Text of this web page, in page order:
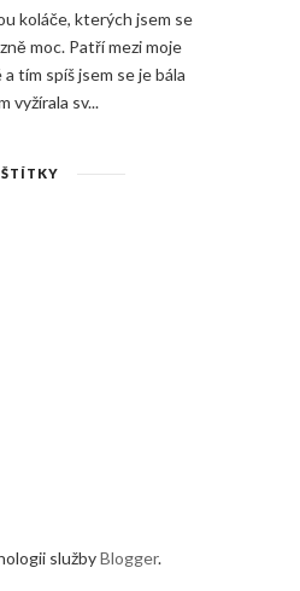
koláče, kterých jsem se
moc. Patří mezi moje
tím spíš jsem se je bála
vyžírala sv...
ŠTÍTKY
službyBlogger.